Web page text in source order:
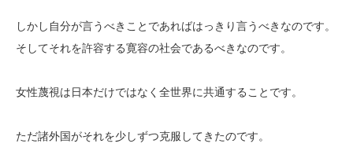
しかし自分が言うべきことであればはっきり言うべきなのです。
そしてそれを許容する寛容の社会であるべきなのです。
女性蔑視は日本だけではなく全世界に共通することです。
ただ諸外国がそれを少しずつ克服してきたのです。